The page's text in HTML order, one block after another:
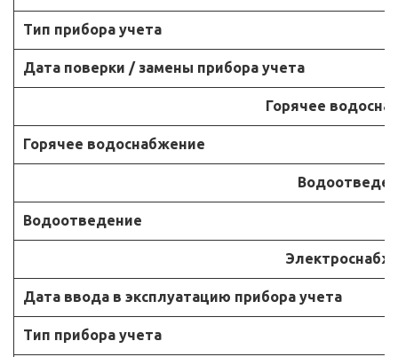
Тип прибора учета
Дата поверки / замены прибора учета
Горячее
Горячее водоснабжение
Водоотведение
Дата ввода в эксплуатацию прибора учета
Тип прибора учета